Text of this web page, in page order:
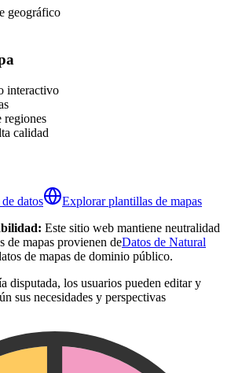
geográfico
interactivo
regiones
calidad
datos
Explorar plantillas de mapas
Este sitio web mantiene neutralidad
de mapas provienen deDatos de Natural
de mapas de dominio público.
disputada, los usuarios pueden editar y
sus necesidades y perspectivas